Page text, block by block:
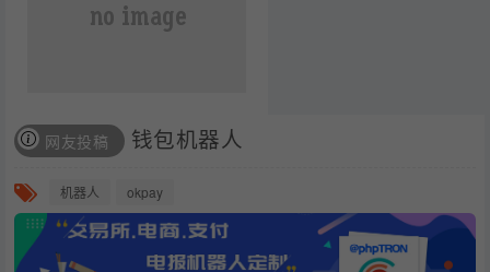
网友投稿 钱包机器人
机器人 okpay